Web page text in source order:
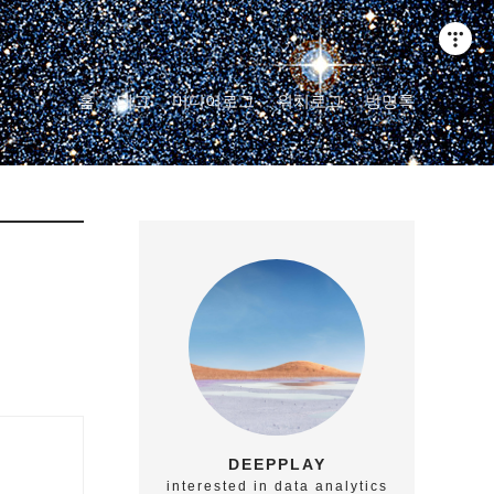
홈 태그 미디어로그 위치로그 방명록
DEEPPLAY
interested in data analytics